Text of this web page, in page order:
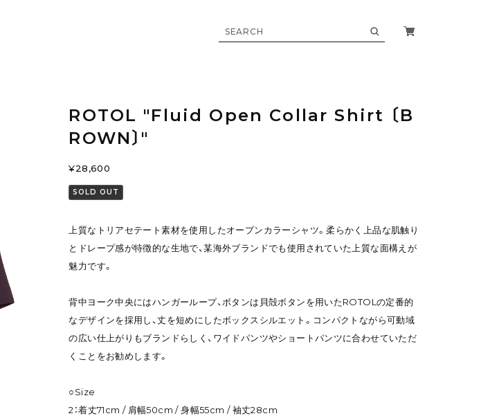
ROTOL "Fluid Open Collar Shirt 〔B
ROWN〕"
¥28,600
SOLD OUT
上質なトリアセテート素材を使用したオープンカラーシャツ。柔らかく上品な肌触り
とドレープ感が特徴的な生地で、某海外ブランドでも使用されていた上質な面構えが
魅力です。
背中ヨーク中央にはハンガーループ、ボタンは貝殻ボタンを用いたROTOLの定番的
なデザインを採用し、丈を短めにしたボックスシルエット。コンパクトながら可動域
の広い仕上がりもブランドらしく、ワイドパンツやショートパンツに合わせていただ
くことをお勧めします。
○Size
2：着丈71cm / 肩幅50cm / 身幅55cm / 袖丈28cm